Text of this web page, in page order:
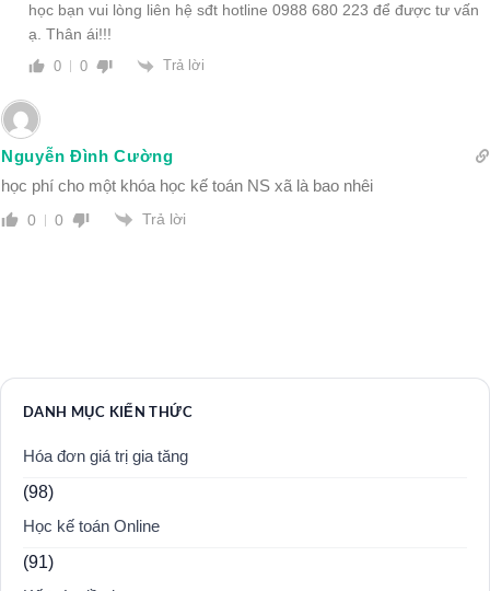
học bạn vui lòng liên hệ sđt hotline 0988 680 223 để được tư vấn
ạ. Thân ái!!!
0 0 Trả lời
Nguyễn Đình Cường
học phí cho một khóa học kế toán NS xã là bao nhêi
0 0 Trả lời
DANH MỤC KIẾN THỨC
Hóa đơn giá trị gia tăng
(98)
Học kế toán Online
(91)